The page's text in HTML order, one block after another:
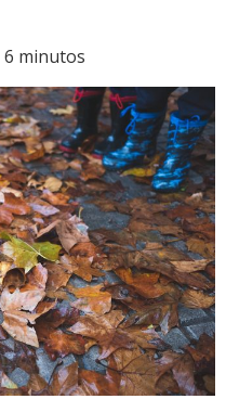
6 minutos